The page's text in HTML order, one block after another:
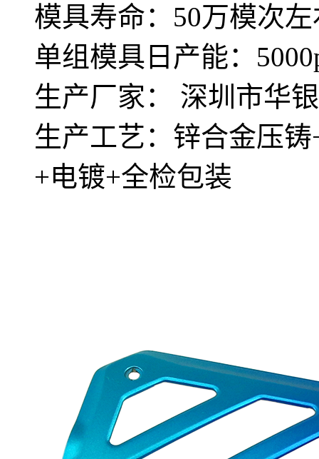
模具寿命：50万模次左
单组模具日产能：
生产厂家： 深圳市华
生产工艺：锌合金压
+电镀+全检包装